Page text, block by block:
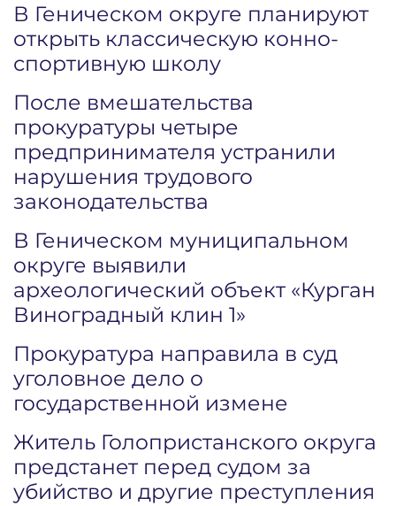
В Геническом округе планируют
открыть классическую конно-
спортивную школу
После вмешательства
прокуратуры четыре
предпринимателя устранили
нарушения трудового
законодательства
В Геническом муниципальном
округе выявили
археологический объект «Курган
Виноградный клин 1»
Прокуратура направила в суд
уголовное дело о
государственной измене
Житель Голопристанского округа
предстанет перед судом за
убийство и другие преступления